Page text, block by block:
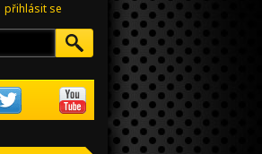
přihlásit se